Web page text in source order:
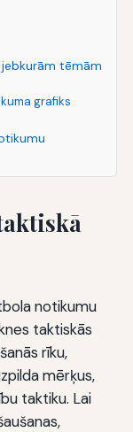
tēmām
grafiks
notikumu
taktiskās
rīku,
mērķus,
taktiku. Lai